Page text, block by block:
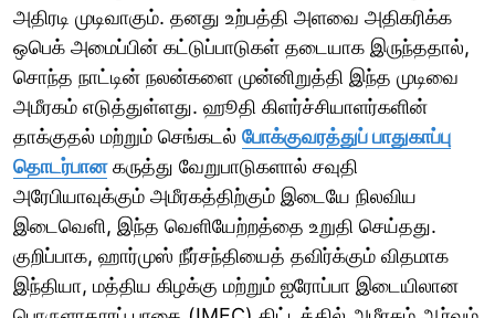
அதிரடி முடிவாகும். தனது உற்பத்தி அளவை அதிகரிக்க
ஒபெக் அமைப்பின் கட்டுப்பாடுகள் தடையாக இருந்ததால்,
சொந்த நாட்டின் நலன்களை முன்னிறுத்தி இந்த முடிவை
அமீரகம் எடுத்துள்ளது. ஹூதி கிளர்ச்சியாளர்களின்
தாக்குதல் மற்றும் செங்கடல் போக்குவரத்துப் பாதுகாப்பு
தொடர்பானகருத்து வேறுபாடுகளால் சவுதி
அரேபியாவுக்கும் அமீரகத்திற்கும் இடையே நிலவிய
இடைவெளி, இந்த வெளியேற்றத்தை உறுதி செய்தது.
குறிப்பாக, ஹார்முஸ் நீர்சந்தியைத் தவிர்க்கும் விதமாக
இந்தியா, மத்திய கிழக்கு மற்றும் ஐரோப்பா இடையிலான